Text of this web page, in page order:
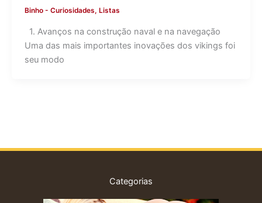
Binho - Curiosidades, Listas
1. Avanços na construção naval e na navegação
Uma das mais importantes inovações dos vikings foi
seu modo
Categorias